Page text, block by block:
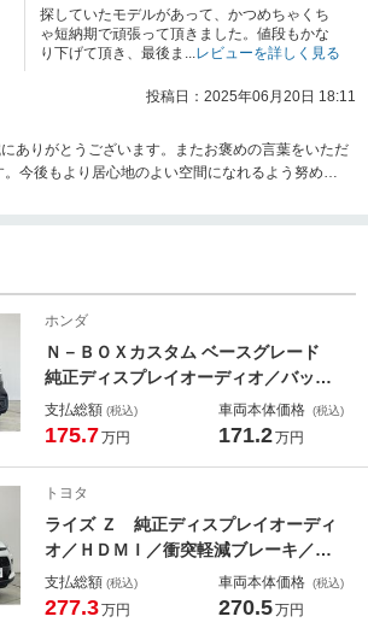
探していたモデルがあって、かつめちゃくち
ゃ短納期で頑張って頂きました。値段もかな
り下げて頂き、最後ま...レビューを詳しく見る
投稿日：2025年06月20日 18:11
ありがとうございます。またお褒めの言葉をいただ
今後もより居心地のよい空間になれるよう努めて
ホンダ
Ｎ－ＢＯＸカスタム ベースグレード
純正ディスプレイオーディオ／バック
カメラ／シーケンシャルウインカー／
パワースライドドア／シートヒーター
Ｂｌｕｅｔｏｏｔｈ／ＵＳＢ
支払総額 (税込)
175.7万円
車両本体価格 (税込)
171.2万円
トヨタ
ライズ Ｚ 純正ディスプレイオーディ
オ／ＨＤＭＩ／衝突軽減ブレーキ／全
方位カメラ／シーケンシャルウインカ
ー／シートヒーター／フルセグＴＶ／
支払総額 (税込)
277.3万円
車両本体価格 (税込)
270.5万円